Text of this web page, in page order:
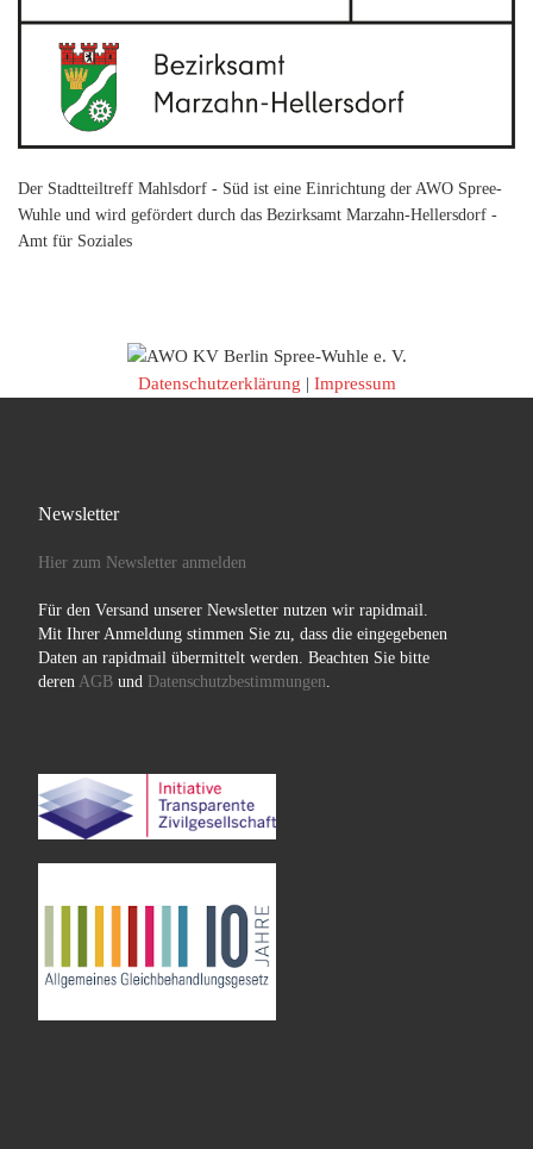
Der Stadtteiltreff Mahlsdorf - Süd ist eine Einrichtung der AWO Spree-
Wuhle und wird gefördert durch das Bezirksamt Marzahn-Hellersdorf -
Amt für Soziales
Datenschutzerklärung | Impressum
Newsletter
Hier zum Newsletter anmelden
Für den Versand unserer Newsletter nutzen wir rapidmail.
Mit Ihrer Anmeldung stimmen Sie zu, dass die eingegebenen
Daten an rapidmail übermittelt werden. Beachten Sie bitte
deren AGBund Datenschutzbestimmungen